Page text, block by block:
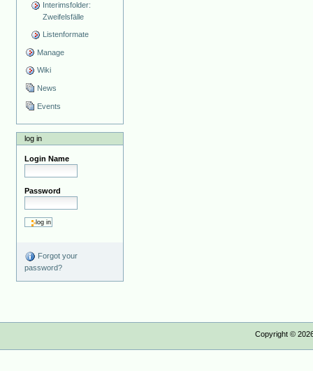
Interimsfolder:
Zweifelsfälle
Listenformate
Manage
Wiki
News
Events
log in
Login Name
Password
Forgot your
password?
Copyright ©